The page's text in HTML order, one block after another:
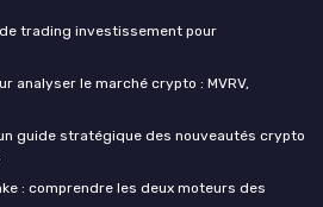
trading investissement pour
analyser le marché crypto : MVRV,
guide stratégique des nouveautés crypto
: comprendre les deux moteurs des